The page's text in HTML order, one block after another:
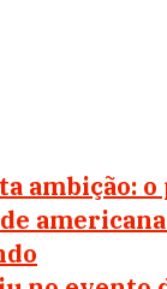
ambição: